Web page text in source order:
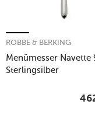
Menümesser Navette
Sterlingsilber
ROBBE & BERKING